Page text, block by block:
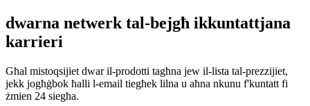
dwarna netwerk tal-bejgħ ikkuntattjana
karrieri
Għal mistoqsijiet dwar il-prodotti tagħna jew il-lista tal-prezzijiet,
jekk jogħġbok ħalli l-email tiegħek lilna u aħna nkunu f'kuntatt fi
żmien 24 siegħa.